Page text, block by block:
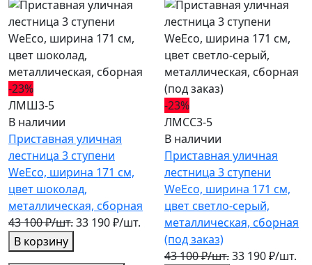
-23%
ЛМШ3-5
В наличии
Приставная уличная
лестница 3 ступени
WeEco, ширина 171 см,
цвет шоколад,
металлическая, cборная
43 100 ₽/шт.33 190 ₽/шт.
В корзину
-23%
ЛМСС3-5
В наличии
Приставная уличная
лестница 3 ступени
WeEco, ширина 171 см,
цвет светло-серый,
металлическая, cборная
(под заказ)
43 100 ₽/шт.33 190 ₽/шт.